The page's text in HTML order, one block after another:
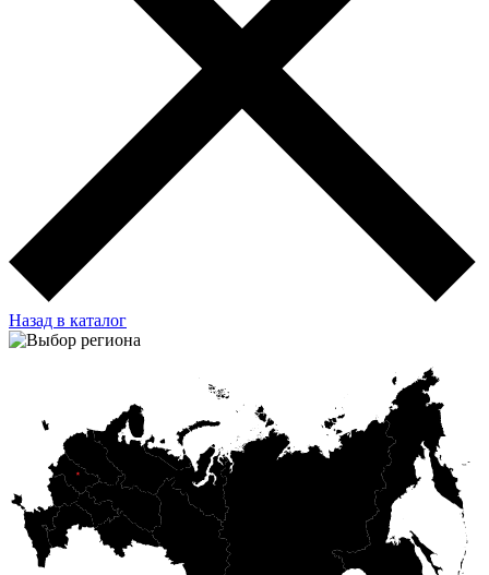
Назад в каталог